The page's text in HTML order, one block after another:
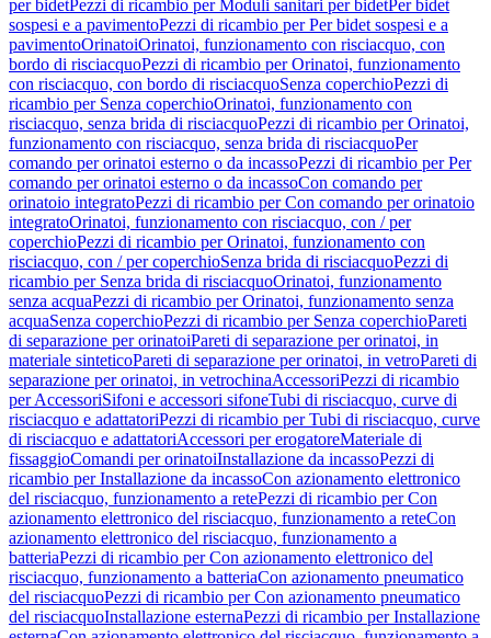
per bidetPezzi di ricambio per Moduli sanitari per bidetPer bidet
sospesi e a pavimentoPezzi di ricambio per Per bidet sospesi e a
pavimentoOrinatoiOrinatoi, funzionamento con risciacquo, con
bordo di risciacquoPezzi di ricambio per Orinatoi, funzionamento
con risciacquo, con bordo di risciacquoSenza coperchioPezzi di
ricambio per Senza coperchioOrinatoi, funzionamento con
risciacquo, senza brida di risciacquoPezzi di ricambio per Orinatoi,
funzionamento con risciacquo, senza brida di risciacquoPer
comando per orinatoi esterno o da incassoPezzi di ricambio per Per
comando per orinatoi esterno o da incassoCon comando per
orinatoio integratoPezzi di ricambio per Con comando per orinatoio
integratoOrinatoi, funzionamento con risciacquo, con / per
coperchioPezzi di ricambio per Orinatoi, funzionamento con
risciacquo, con / per coperchioSenza brida di risciacquoPezzi di
ricambio per Senza brida di risciacquoOrinatoi, funzionamento
senza acquaPezzi di ricambio per Orinatoi, funzionamento senza
acquaSenza coperchioPezzi di ricambio per Senza coperchioPareti
di separazione per orinatoiPareti di separazione per orinatoi, in
materiale sinteticoPareti di separazione per orinatoi, in vetroPareti di
separazione per orinatoi, in vetrochinaAccessoriPezzi di ricambio
per AccessoriSifoni e accessori sifoneTubi di risciacquo, curve di
risciacquo e adattatoriPezzi di ricambio per Tubi di risciacquo, curve
di risciacquo e adattatoriAccessori per erogatoreMateriale di
fissaggioComandi per orinatoiInstallazione da incassoPezzi di
ricambio per Installazione da incassoCon azionamento elettronico
del risciacquo, funzionamento a retePezzi di ricambio per Con
azionamento elettronico del risciacquo, funzionamento a reteCon
azionamento elettronico del risciacquo, funzionamento a
batteriaPezzi di ricambio per Con azionamento elettronico del
risciacquo, funzionamento a batteriaCon azionamento pneumatico
del risciacquoPezzi di ricambio per Con azionamento pneumatico
del risciacquoInstallazione esternaPezzi di ricambio per Installazione